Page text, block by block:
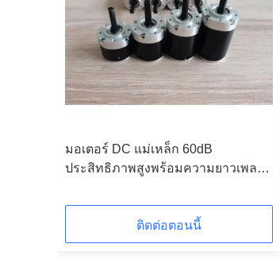
มอเตอร์ DC แม่เหล็ก 60dB
ประสิทธิภาพสูงพร้อมความยาวเพลา
ติดต่อตอนนี้